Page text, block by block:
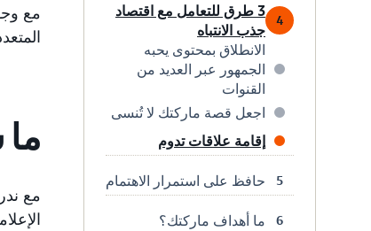
4
3 طرق للتعامل مع اقتصاد
جذب الانتباه
الانطلاق بمحتوى يحبه
الجمهور عبر العديد من
القنوات
اجعل قصة ماركتك لا تُنسى
إقامة علاقات تدوم
5 حافظ على استمرار الاهتمام
6 ما أهداف ماركتك؟
مع
مع